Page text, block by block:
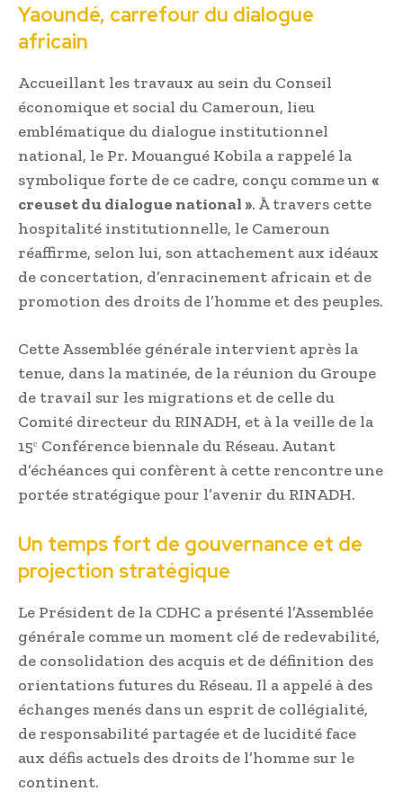
Yaoundé, carrefour du dialogue
africain
Accueillant les travaux au sein du Conseil
économique et social du Cameroun, lieu
emblématique du dialogue institutionnel
national, le Pr. Mouangué Kobila a rappelé la
symbolique forte de ce cadre, conçu comme un «
creuset du dialogue national ». À travers cette
hospitalité institutionnelle, le Cameroun
réaffirme, selon lui, son attachement aux idéaux
de concertation, d’enracinement africain et de
promotion des droits de l’homme et des peuples.
Cette Assemblée générale intervient après la
tenue, dans la matinée, de la réunion du Groupe
de travail sur les migrations et de celle du
Comité directeur du RINADH, et à la veille de la
15ᵉ Conférence biennale du Réseau. Autant
d’échéances qui confèrent à cette rencontre une
portée stratégique pour l’avenir du RINADH.
Un temps fort de gouvernance et de
projection stratégique
Le Président de la CDHC a présenté l’Assemblée
générale comme un moment clé de redevabilité,
de consolidation des acquis et de définition des
orientations futures du Réseau. Il a appelé à des
échanges menés dans un esprit de collégialité,
de responsabilité partagée et de lucidité face
aux défis actuels des droits de l’homme sur le
continent.